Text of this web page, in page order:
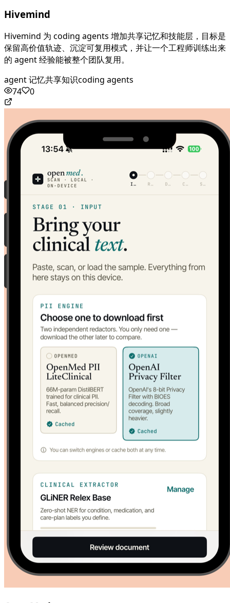
Hivemind
Hivemind 为 coding agents 增加共享记忆和技能层，目标是
保留高价值轨迹、沉淀可复用模式，并让一个工程师训练出来
的 agent 经验能被整个团队复用。
agent 记忆共享知识coding agents
74
0